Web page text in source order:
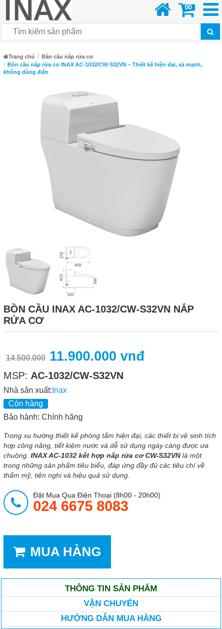
00
Trang chủ
Bàn cầu nắp rửa cơ
Bồn cầu nắp rửa cơ INAX AC-1032/CW-S32VN – Thiết kế hiện đại, xả mạnh,
không dùng điện
BỒN CẦU INAX AC-1032/CW-S32VN NẮP
RỬA CƠ
14.500.000 11.900.000 vnđ
MSP: AC-1032/CW-S32VN
Nhà sản xuất: Inax
Còn hàng
Bảo hành: Chính hãng
Trong xu hướng thiết kế phòng tắm hiện đại, các thiết bị vệ sinh tích
hợp công năng, tiết kiệm nước và dễ sử dụng ngày càng được ưa
chuộng. INAX AC-1032 kết hợp nắp rửa cơ CW-S32VNlà một
trong những sản phẩm tiêu biểu, đáp ứng đầy đủ các tiêu chí về
thẩm mỹ, tiện nghi và hiệu quả sử dụng.
Đặt Mua Qua Điện Thoại (8h00 - 20h00)
024 6675 8083
MUA HÀNG
THÔNG TIN SẢN PHẨM
VẬN CHUYỂN
HƯỚNG DẪN MUA HÀNG